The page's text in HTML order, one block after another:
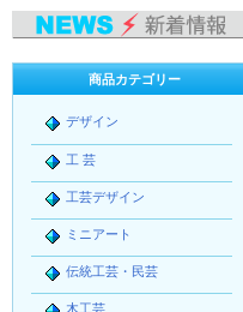
商品カテゴリー
デザイン
工 芸
工芸デザイン
ミニアート
伝統工芸・民芸
木工芸